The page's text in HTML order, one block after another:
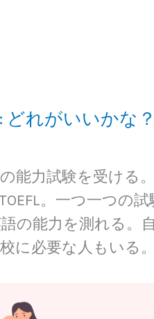
どれがいいかな？
能力試験を受ける
TOEFL。一つ一つの
の能力を測れる。
に必要な人もいる